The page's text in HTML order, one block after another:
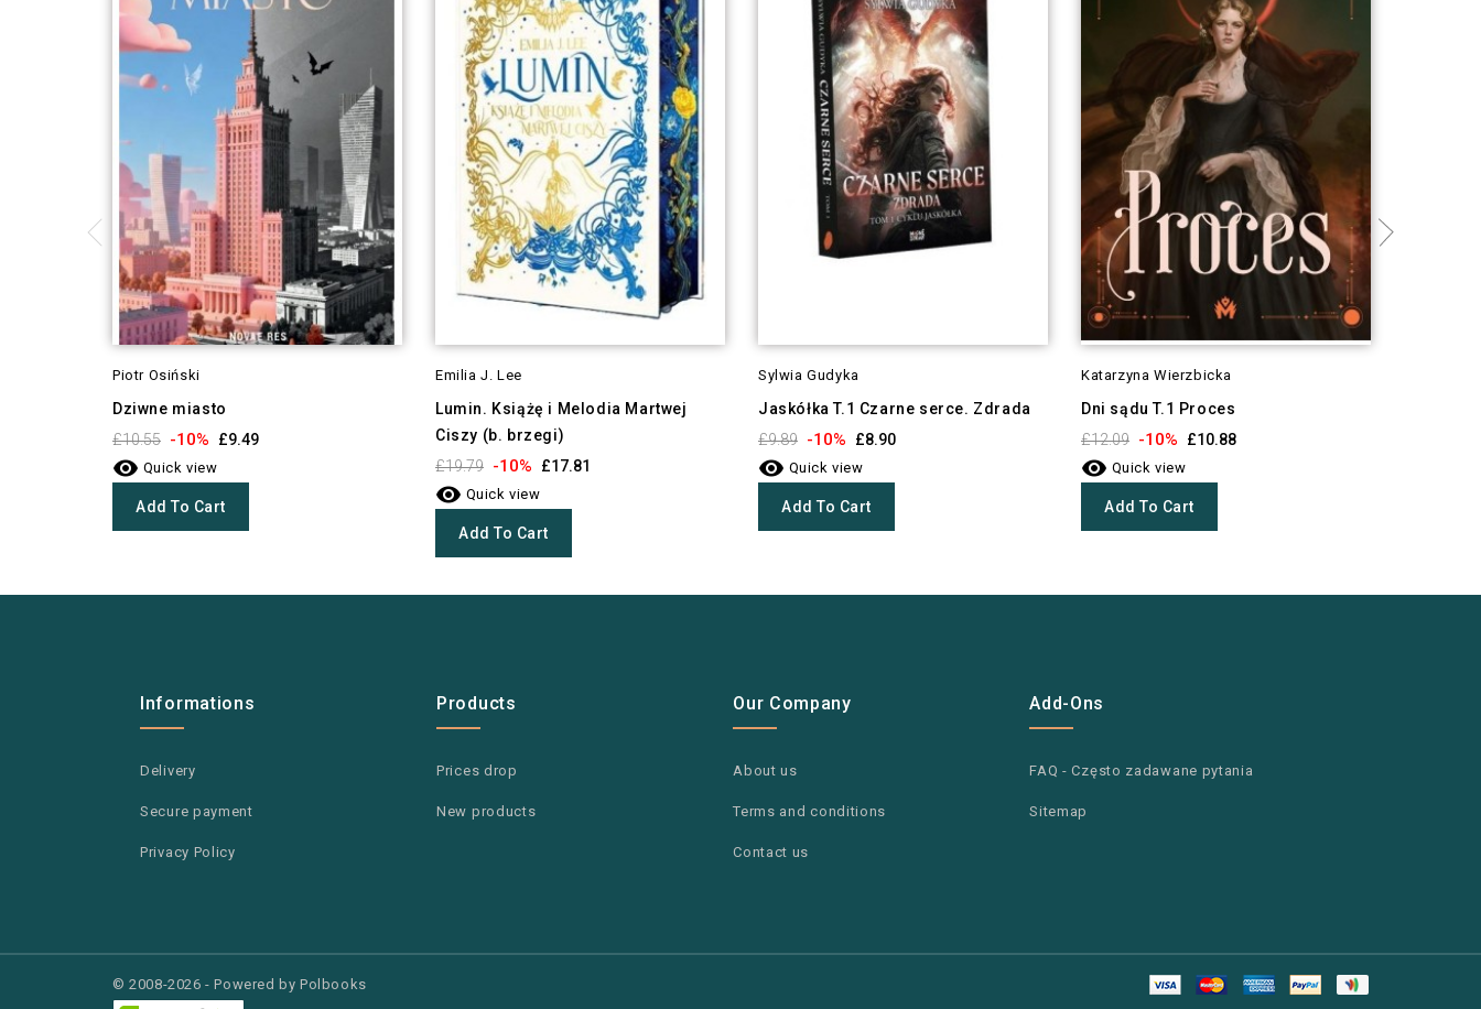
Piotr Osiński
Dziwne miasto
£10.55 -10% £9.49
 Quick view
Add To Cart
Emilia J. Lee
Lumin. Książę i Melodia Martwej
Ciszy (b. brzegi)
£19.79 -10% £17.81
 Quick view
Add To Cart
Sylwia Gudyka
Jaskółka T.1 Czarne serce. Zdrada
£9.89 -10% £8.90
 Quick view
Add To Cart
Katarzyna Wierzbicka
Dni sądu T.1 Proces
£12.09 -10% £10.88
 Quick view
Add To Cart
Informations
Delivery
Secure payment
Privacy Policy
Products
Prices drop
New products
Our Company
About us
Terms and conditions
Contact us
Add-Ons
FAQ - Często zadawane pytania
Sitemap
© 2008-2026 - Powered by Polbooks